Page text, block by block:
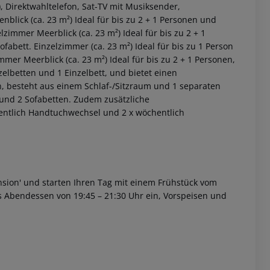
Direktwahltelefon, Sat-TV mit Musiksender,
(ca. 23 m²) Ideal für bis zu 2 + 1 Personen und
Meerblick (ca. 23 m²) Ideal für bis zu 2 + 1
Einzelzimmer (ca. 23 m²) Ideal für bis zu 1 Person
Meerblick (ca. 23 m²) Ideal für bis zu 2 + 1 Personen,
und 1 Einzelbett, und bietet einen
besteht aus einem Schlaf-/Sitzraum und 1 separaten
2 Sofabetten. Zudem zusätzliche
Handtuchwechsel und 2 x wöchentlich
und starten Ihren Tag mit einem Frühstück vom
von 19:45 – 21:30 Uhr ein, Vorspeisen und